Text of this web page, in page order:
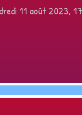
11 août 2023,